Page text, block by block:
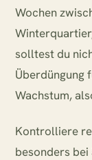
Wochen
solltest du
Überdüngung
Wachstum,
Kontrolliere
besonders